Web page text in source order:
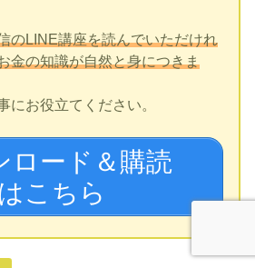
のLINE講座を読んでいただけれ
金の知識が自然と身につきま
にお役立てください。
ロード＆購読
はこちら